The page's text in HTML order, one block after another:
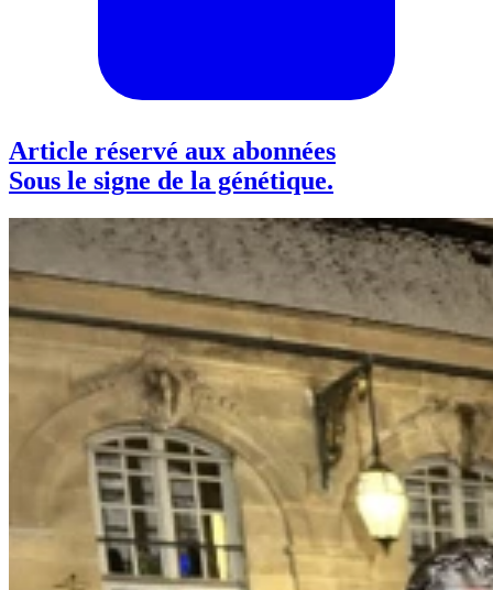
Article réservé aux abonnées
Sous le signe de la génétique.